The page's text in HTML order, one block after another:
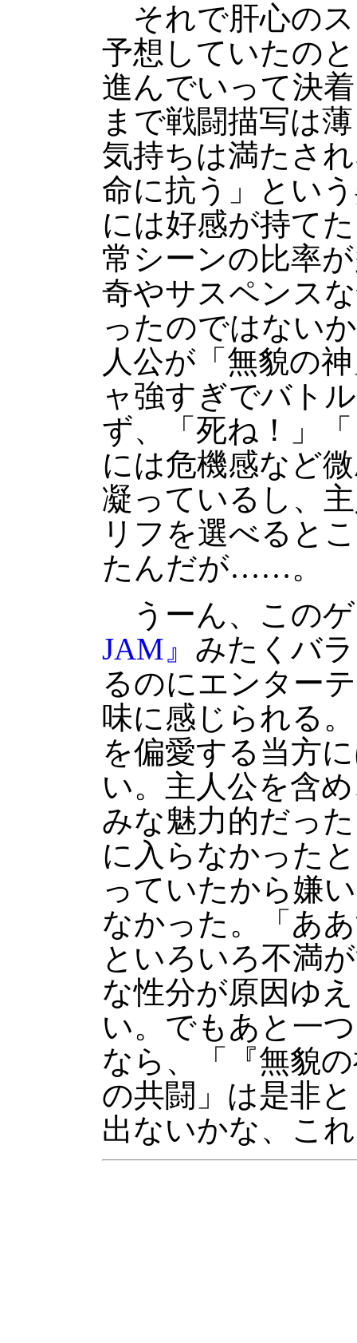
それで肝心の
予想していたの
進んでいって決
まで戦闘描写は
気持ちは満たさ
命に抗う」とい
には好感が持て
常シーンの比率
奇やサスペンス
ったのではない
人公が「無貌の
ャ強すぎでバト
ず、「死ね！」
には危機感など
凝っているし、
リフを選べると
たんだが……。
うーん、この
JAM』 みたくバ
るのにエンター
味に感じられる
を偏愛する当方
い。主人公を含
みな魅力的だっ
に入らなかった
っていたから嫌
なかった。「あ
といろいろ不満
な性分が原因ゆ
い。でもあと一
なら、「『無貌
の共闘」は是非
出ないかな、こ